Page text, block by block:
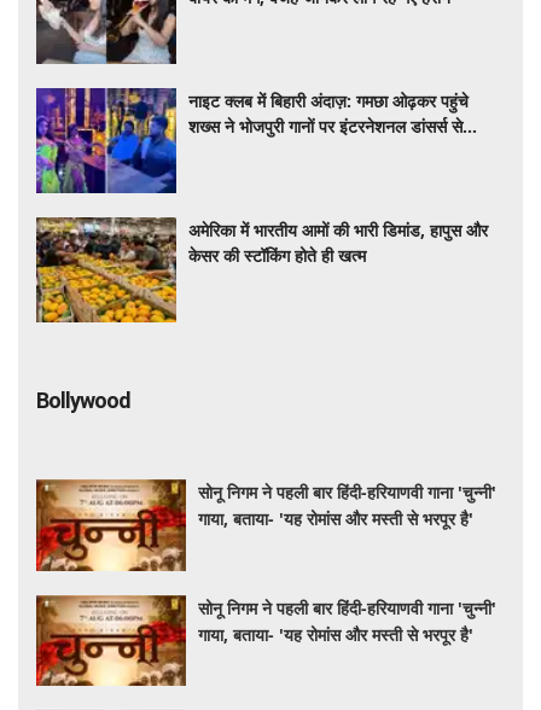
नाइट क्लब में बिहारी अंदाज़: गमछा ओढ़कर पहुंचे
शख्स ने भोजपुरी गानों पर इंटरनेशनल डांसर्स से
अमेरिका में भारतीय आमों की भारी डिमांड, हापुस और
केसर की स्टॉकिंग होते ही खत्म
Bollywood
सोनू निगम ने पहली बार हिंदी-हरियाणवी गाना 'चुन्नी'
गाया, बताया- 'यह रोमांस और मस्ती से भरपूर है'
सोनू निगम ने पहली बार हिंदी-हरियाणवी गाना 'चुन्नी'
गाया, बताया- 'यह रोमांस और मस्ती से भरपूर है'